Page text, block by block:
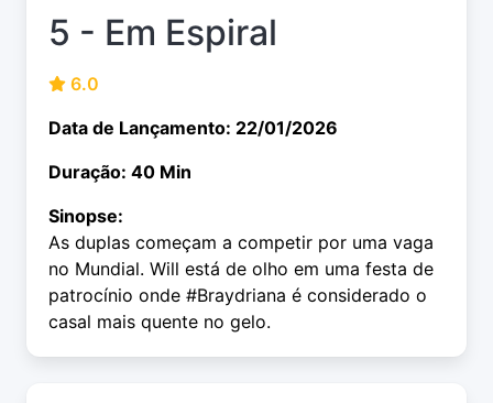
5 - Em Espiral
6.0
Data de Lançamento: 22/01/2026
Duração: 40 Min
Sinopse:
As duplas começam a competir por uma vaga
no Mundial. Will está de olho em uma festa de
patrocínio onde #Braydriana é considerado o
casal mais quente no gelo.